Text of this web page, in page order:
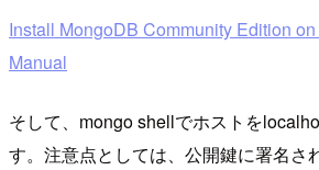
Install MongoDB Community Edition
Manual
そして、mongo shellでホストを
す。注意点としては、公開鍵に署名さ